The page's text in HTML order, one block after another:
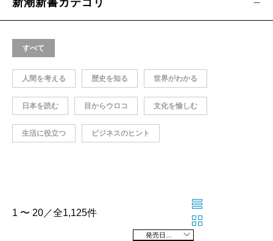
新潮新書カテゴリ
すべて
人間を考える 歴史を知る 世界がわかる
日本を読む 目からウロコ 文化を愉しむ
生活に役立つ ビジネスのヒント
1 〜 20／全1,125件